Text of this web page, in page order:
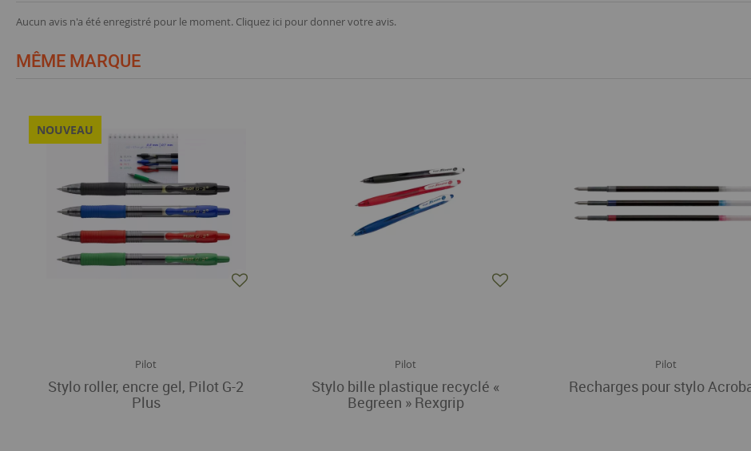
Aucun avis n'a été enregistré pour le moment. Cliquez ici pour donner votre avis.
MÊME MARQUE
NOUVEAU
Pilot
Stylo roller, encre gel, Pilot G-2
Plus
Pilot
Stylo bille plastique recyclé «
Begreen » Rexgrip
Pilot
Recharges pour stylo